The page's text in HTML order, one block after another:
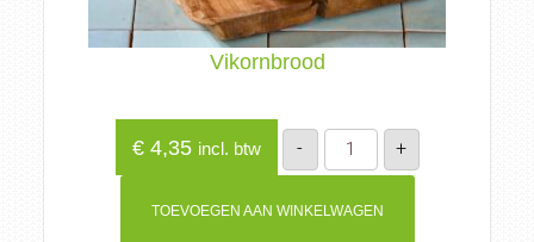
Vikornbrood
€4,35 incl. btw -
Vikornbrood
aantal
+
TOEVOEGEN AAN WINKELWAGEN